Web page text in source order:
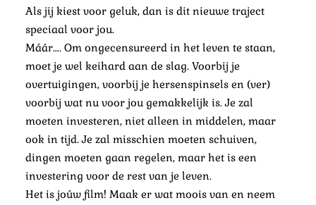
Als jij kiest voor geluk, dan is dit nieuwe traject
speciaal voor jou.
Máár…. Om ongecensureerd in het leven te staan,
moet je wel keihard aan de slag. Voorbij je
overtuigingen, voorbij je hersenspinsels en (ver)
voorbij wat nu voor jou gemakkelijk is. Je zal
moeten investeren, niet alleen in middelen, maar
ook in tijd. Je zal misschien moeten schuiven,
dingen moeten gaan regelen, maar het is een
investering voor de rest van je leven.
Het is joúw film! Maak er wat moois van en neem